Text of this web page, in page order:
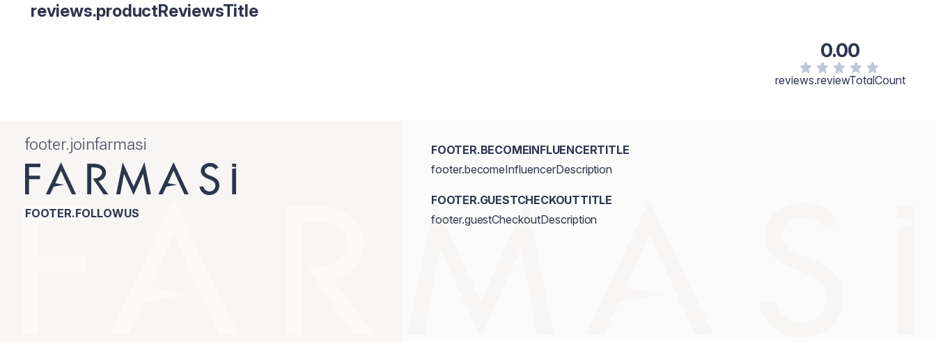
Frutescens Fruit Extract, Glycine Soja (Soybean) Oil, Zingiber Officinale (Ginger) Root Oil,
Calcium Aluminum Borosilicate, Isopropyl Titanium Triisostearate, Ethylhexylglycerin,
reviews.productReviewsTitle
0.00
reviews.reviewTotalCount
footer.joinfarmasi
FOOTER.FOLLOWUS
FOOTER.BECOMEINFLUENCERTITLE
footer.becomeInfluencerDescription
FOOTER.GUESTCHECKOUTTITLE
footer.guestCheckoutDescription